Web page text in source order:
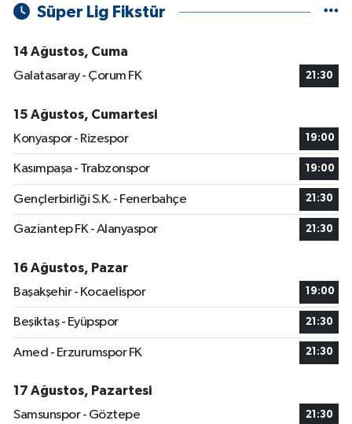
Süper Lig Fikstür
14 Ağustos, Cuma
Galatasaray - Çorum FK
21:30
15 Ağustos, Cumartesi
Konyaspor - Rizespor
19:00
Kasımpaşa - Trabzonspor 19:00
Gençlerbirliği S.K. - Fenerbahçe 21:30
Gaziantep FK - Alanyaspor 21:30
16 Ağustos, Pazar
Başakşehir - Kocaelispor
19:00
Beşiktaş - Eyüpspor 21:30
Amed - Erzurumspor FK 21:30
17 Ağustos, Pazartesi
Samsunspor - Göztepe
21:30